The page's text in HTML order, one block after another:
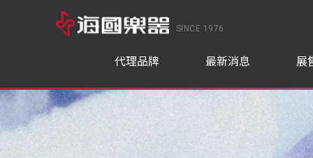
SINCE 1976
代理品牌 最新消息 展